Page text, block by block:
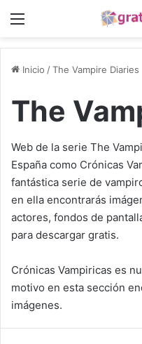
Menú
Inicio /The Vampire Diaries
The
Web de la serie The
España como Crónicas
fantástica serie de
en ella encontrarás
actores, fondos de
para descargar gratis.
Crónicas Vampiricas es
motivo en esta sección
imágenes.